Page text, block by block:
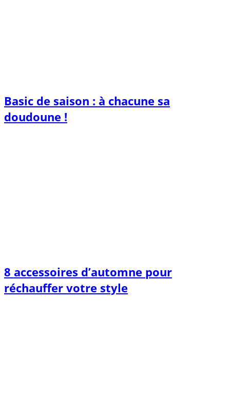
Basic de saison : à chacune sa
doudoune !
8 accessoires d’automne pour
réchauffer votre style